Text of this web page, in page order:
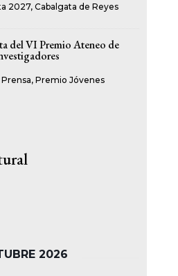
2027, Cabalgata de Reyes
del VI Premio Ateneo de
, Premio Jóvenes
2026